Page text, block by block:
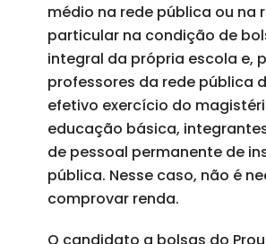
médio na rede pública ou na
particular na condição de
integral da própria escola e,
professores da rede pública
efetivo exercício do
educação básica,
de pessoal permanente de
pública. Nesse caso, não é
comprovar renda.